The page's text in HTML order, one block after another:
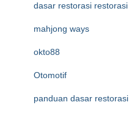
dasar restorasi restorasi
mahjong ways
okto88
Otomotif
panduan dasar restorasi